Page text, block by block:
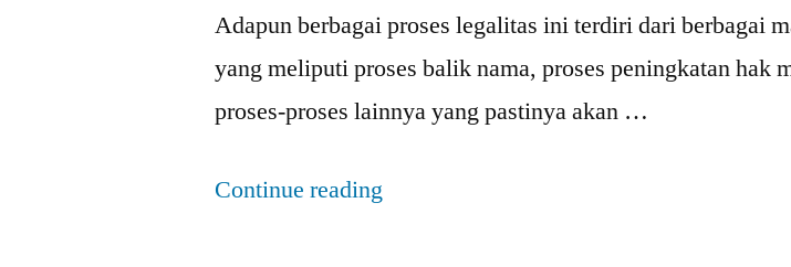
Adapun berbagai proses legalitas ini terdiri dari berbagai
yang meliputi proses balik nama, proses peningkatan hak
proses-proses lainnya yang pastinya akan …
Continue reading